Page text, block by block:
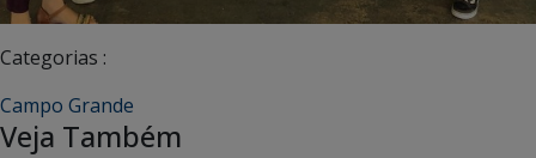
Categorias :
Campo Grande
Veja Também